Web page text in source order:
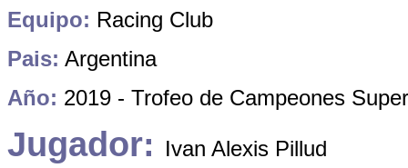
Equipo: Racing Club
Pais: Argentina
Año: 2019 - Trofeo de Campeones
Jugador:
Ivan Alexis Pillud